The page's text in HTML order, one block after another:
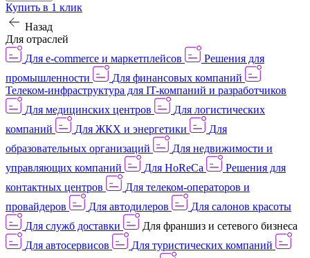
Купить в 1 клик
Назад
Для отраслей
Для e-commerce и маркетплейсов
Решения для
промышленности
Для финансовых компаний
Телеком-инфраструктура для IT-компаний и разработчиков
Для медицинских центров
Для логистических
компаний
Для ЖКХ и энергетики
Для
образовательных организаций
Для недвижимости и
управляющих компаний
Для HoReCa
Решения для
контактных центров
Для телеком-операторов и
провайдеров
Для автодилеров
Для салонов красоты
Для служб доставки
Для франшиз и сетевого бизнеса
Для автосервисов
Для туристических компаний